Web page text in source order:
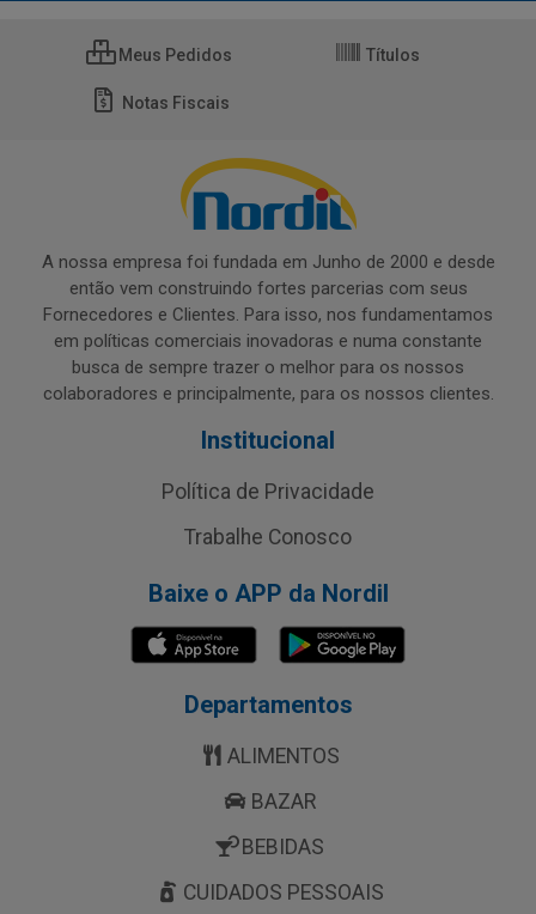
Meus Pedidos Títulos
Notas Fiscais
A nossa empresa foi fundada em Junho de 2000 e desde
então vem construindo fortes parcerias com seus
Fornecedores e Clientes. Para isso, nos fundamentamos
em políticas comerciais inovadoras e numa constante
busca de sempre trazer o melhor para os nossos
colaboradores e principalmente, para os nossos clientes.
Institucional
Política de Privacidade
Trabalhe Conosco
Baixe o APP da Nordil
Departamentos
ALIMENTOS
BAZAR
BEBIDAS
CUIDADOS PESSOAIS